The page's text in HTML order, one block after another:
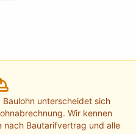
Baulohn unterscheidet sich
Wir kennen
nach Bautarifvertrag und alle
Neckar